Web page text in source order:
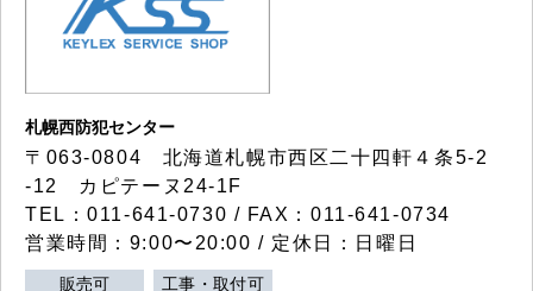
札幌西防犯センター
〒063-0804 北海道札幌市西区二十四軒４条5-2
-12 カピテーヌ24-1F
TEL：011-641-0730 / FAX：011-641-0734
営業時間：9:00〜20:00 / 定休日：日曜日
販売可 工事・取付可